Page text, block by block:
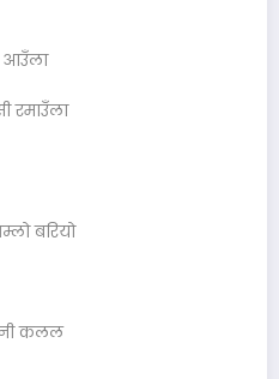
आउँला
रमाउँला
बरियो
कलल